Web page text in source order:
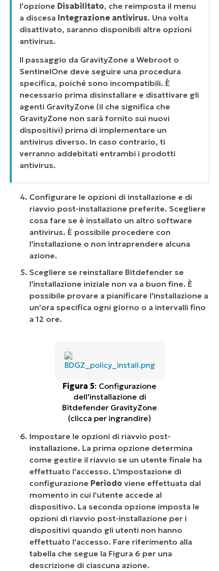
l'opzione Disabilitato, che reimposta il menu
a discesa Integrazione antivirus. Una volta
disattivato, saranno disponibili altre opzioni
antivirus.
Il passaggio da GravityZone a Webroot o
SentinelOne deve seguire una procedura
specifica, poiché sono incompatibili. È
necessario prima disinstallare e disattivare gli
agenti GravityZone (il che significa che
GravityZone non sarà fornito sui nuovi
dispositivi) prima di implementare un
antivirus diverso. In caso contrario, ti
verranno addebitati entrambi i prodotti
antivirus.
Configurare le opzioni di installazione e di
riavvio post-installazione preferite. Scegliere
cosa fare se è installato un altro software
antivirus. È possibile procedere con
l'installazione o non intraprendere alcuna
azione.
Scegliere se reinstallare Bitdefender se
l'installazione iniziale non va a buon fine. È
possibile provare a pianificare l'installazione a
un'ora specifica ogni giorno o a intervalli fino
a 12 ore.
Figura 5: Configurazione
dell'installazione di
Bitdefender GravityZone
(clicca per ingrandire)
Impostare le opzioni di riavvio post-
installazione. La prima opzione determina
come gestire il riavvio se un utente finale ha
effettuato l'accesso. L'impostazione di
configurazione Periodo viene effettuata dal
momento in cui l'utente accede al
dispositivo. La seconda opzione imposta le
opzioni di riavvio post-installazione per i
dispositivi quando gli utenti non hanno
effettuato l'accesso. Fare riferimento alla
tabella che segue la Figura 6 per una
descrizione di ciascuna azione.